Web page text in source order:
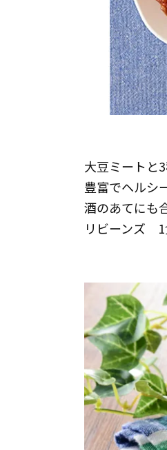
大豆ミートと
豊富でヘルシ
酒のあてにも
リビーンズ 1